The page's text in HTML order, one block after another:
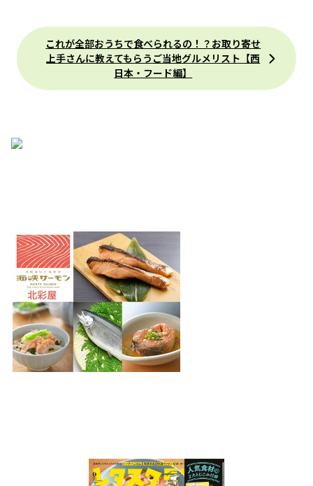
これが全部おうちで食べられるの！？お取り寄せ
上手さんに教えてもらうご当地グルメリスト【西
日本・フード編】